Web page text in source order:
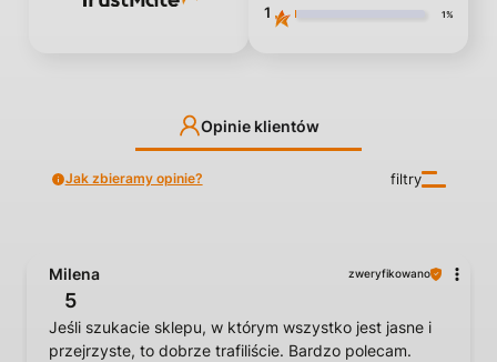
1 1%
Opinie klientów
filtry
Jak zbieramy opinie?
Milena zweryfikowano
5
Jeśli szukacie sklepu, w którym wszystko jest jasne i
przejrzyste, to dobrze trafiliście. Bardzo polecam.